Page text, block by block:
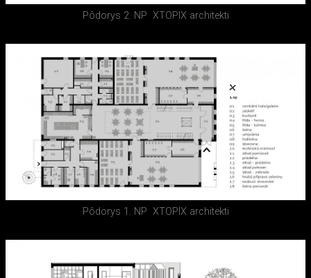
Pôdorys 2. NP XTOPIX architekti
Pôdorys 1. NP XTOPIX architekti